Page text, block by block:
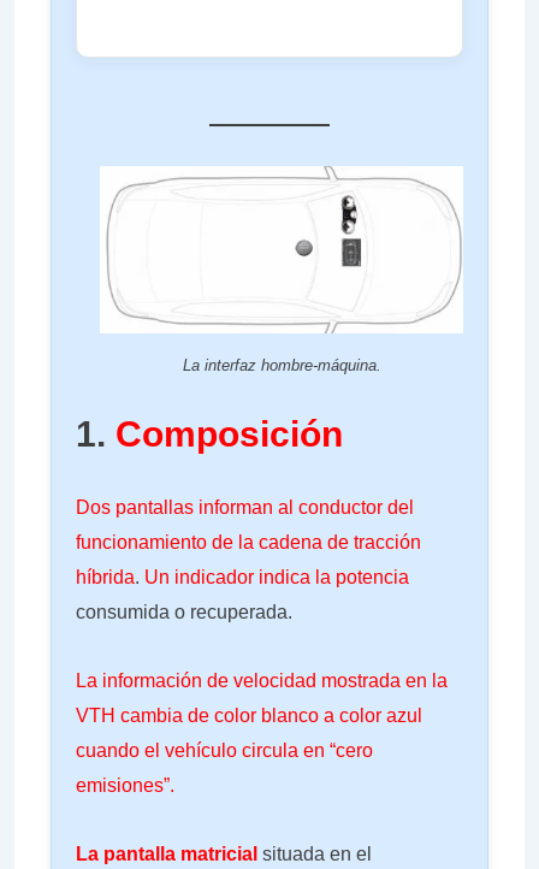
La interfaz hombre-máquina.
1. Composición
Dos pantallas informan al conductor del
funcionamiento de la cadena de tracción
híbrida. Un indicador indica la potencia
consumida o recuperada.
La información de velocidad mostrada en la
VTH cambia de color blanco a color azul
cuando el vehículo circula en “cero
emisiones”.
La pantalla matricial situada en el